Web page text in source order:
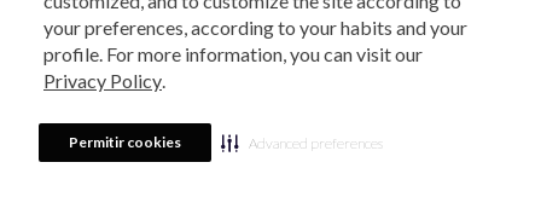
your preferences, according to your habits and your
profile. For more information, you can visit our
Privacy Policy.
Permitir cookies Advanced preferences
se no direito de corrigir ou alterar informações como: preços, promoções e
disponibilidade de estoque a qualquer momento.Em caso de dúvidas:
880 5520.Horário de Atendimento: